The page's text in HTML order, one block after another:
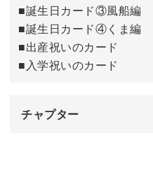
■誕生日カード③風船編
■誕生日カード④くま編
■出産祝いのカード
■入学祝いのカード
チャプター